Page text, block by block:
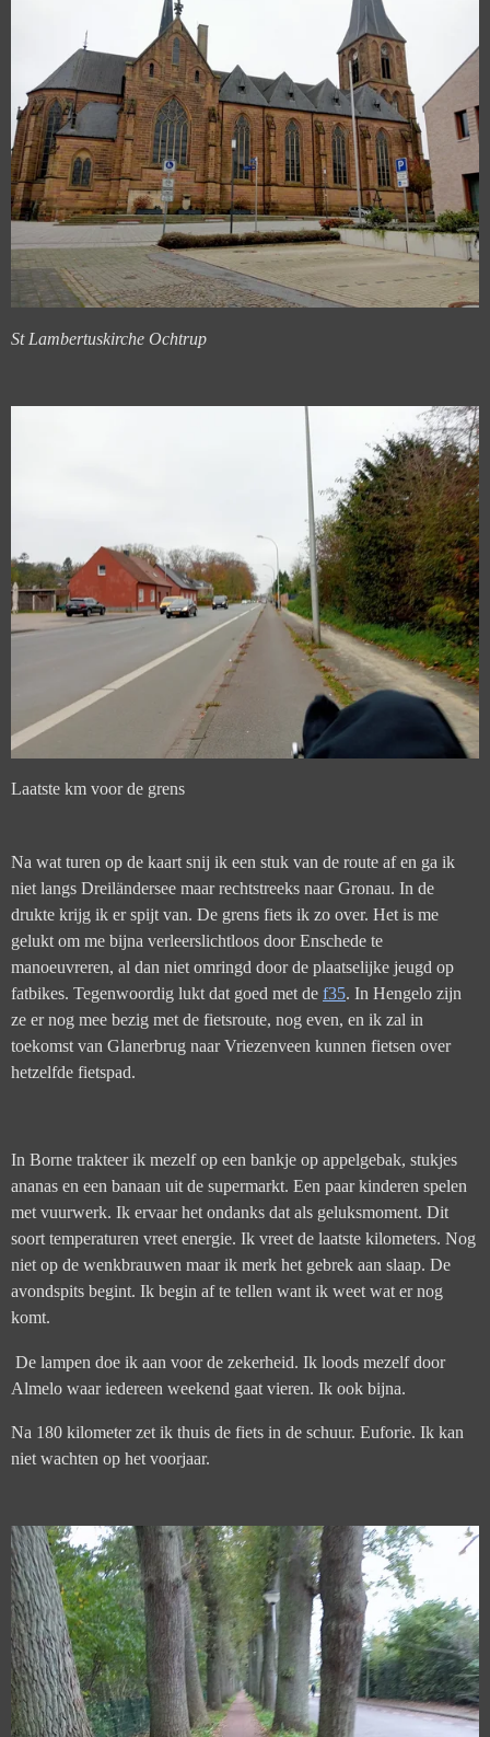
St Lambertuskirche Ochtrup
Laatste km voor de grens
Na wat turen op de kaart snij ik een stuk van de route af en ga ik
niet langs Dreiländersee maar rechtstreeks naar Gronau. In de
drukte krijg ik er spijt van. De grens fiets ik zo over. Het is me
gelukt om me bijna verleerslichtloos door Enschede te
manoeuvreren, al dan niet omringd door de plaatselijke jeugd op
fatbikes. Tegenwoordig lukt dat goed met de f35. In Hengelo zijn
ze er nog mee bezig met de fietsroute, nog even, en ik zal in
toekomst van Glanerbrug naar Vriezenveen kunnen fietsen over
hetzelfde fietspad.
In Borne trakteer ik mezelf op een bankje op appelgebak, stukjes
ananas en een banaan uit de supermarkt. Een paar kinderen spelen
met vuurwerk. Ik ervaar het ondanks dat als geluksmoment. Dit
soort temperaturen vreet energie. Ik vreet de laatste kilometers. Nog
niet op de wenkbrauwen maar ik merk het gebrek aan slaap. De
avondspits begint. Ik begin af te tellen want ik weet wat er nog
komt.
De lampen doe ik aan voor de zekerheid. Ik loods mezelf door
Almelo waar iedereen weekend gaat vieren. Ik ook bijna.
Na 180 kilometer zet ik thuis de fiets in de schuur. Euforie. Ik kan
niet wachten op het voorjaar.